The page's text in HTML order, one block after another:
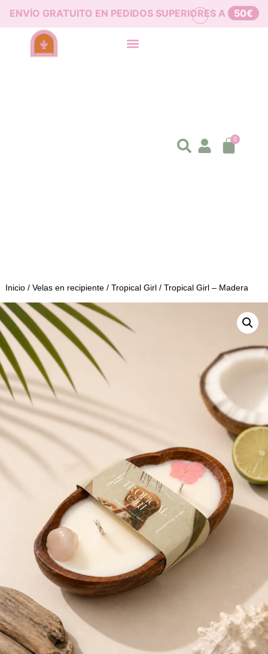
ENVÍO GRATUITO EN PEDIDOS SUPERIORES A 50€
0
Inicio/ Velas en recipiente/ Tropical Girl/ Tropical Girl – Madera